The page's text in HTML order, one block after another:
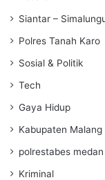
Siantar –
Polres Tanah Karo
Sosial & Politik
Tech
Gaya Hidup
Kabupaten Malang
polrestabes medan
Kriminal